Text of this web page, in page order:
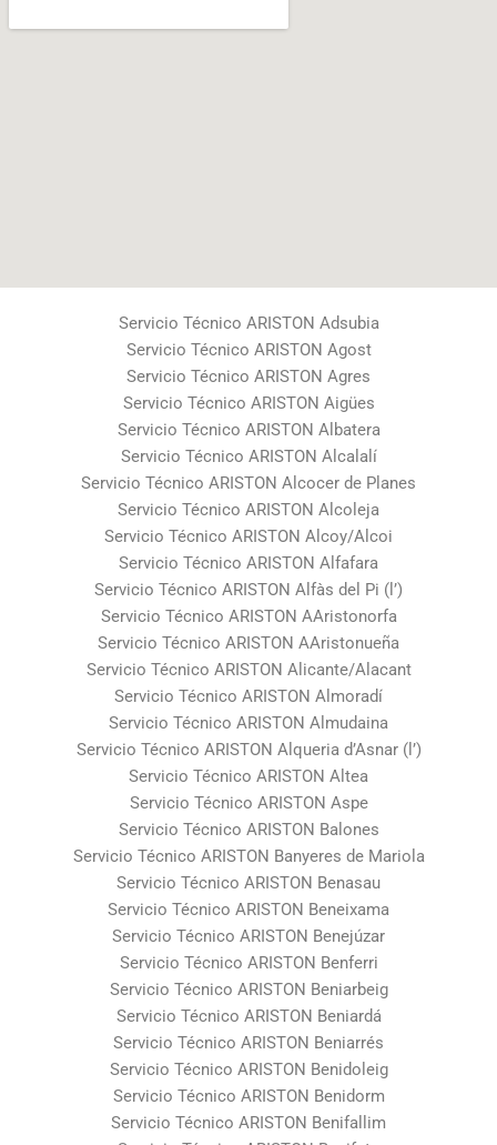
Servicio Técnico ARISTON Adsubia
Servicio Técnico ARISTON Agost
Servicio Técnico ARISTON Agres
Servicio Técnico ARISTON Aigües
Servicio Técnico ARISTON Albatera
Servicio Técnico ARISTON Alcalalí
Servicio Técnico ARISTON Alcocer de Planes
Servicio Técnico ARISTON Alcoleja
Servicio Técnico ARISTON Alcoy/Alcoi
Servicio Técnico ARISTON Alfafara
Servicio Técnico ARISTON Alfàs del Pi (l’)
Servicio Técnico ARISTON AAristonorfa
Servicio Técnico ARISTON AAristonueña
Servicio Técnico ARISTON Alicante/Alacant
Servicio Técnico ARISTON Almoradí
Servicio Técnico ARISTON Almudaina
Servicio Técnico ARISTON Alqueria d’Asnar (l’)
Servicio Técnico ARISTON Altea
Servicio Técnico ARISTON Aspe
Servicio Técnico ARISTON Balones
Servicio Técnico ARISTON Banyeres de Mariola
Servicio Técnico ARISTON Benasau
Servicio Técnico ARISTON Beneixama
Servicio Técnico ARISTON Benejúzar
Servicio Técnico ARISTON Benferri
Servicio Técnico ARISTON Beniarbeig
Servicio Técnico ARISTON Beniardá
Servicio Técnico ARISTON Beniarrés
Servicio Técnico ARISTON Benidoleig
Servicio Técnico ARISTON Benidorm
Servicio Técnico ARISTON Benifallim